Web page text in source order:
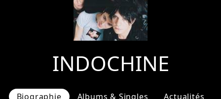
INDOCHINE
Biographie Albums & Singles Actualités